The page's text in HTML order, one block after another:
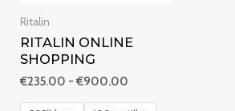
Ritalin
RITALIN ONLINE
SHOPPING
€235.00 - €900.00